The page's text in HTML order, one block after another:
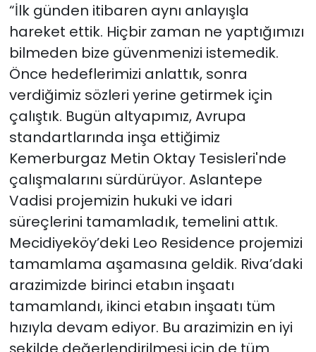
“İlk günden itibaren aynı anlayışla
hareket ettik. Hiçbir zaman ne yaptığımızı
bilmeden bize güvenmenizi istemedik.
Önce hedeflerimizi anlattık, sonra
verdiğimiz sözleri yerine getirmek için
çalıştık. Bugün altyapımız, Avrupa
standartlarında inşa ettiğimiz
Kemerburgaz Metin Oktay Tesisleri'nde
çalışmalarını sürdürüyor. Aslantepe
Vadisi projemizin hukuki ve idari
süreçlerini tamamladık, temelini attık.
Mecidiyeköy’deki Leo Residence projemizi
tamamlama aşamasına geldik. Riva’daki
arazimizde birinci etabın inşaatı
tamamlandı, ikinci etabın inşaatı tüm
hızıyla devam ediyor. Bu arazimizin en iyi